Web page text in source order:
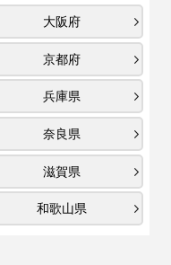
大阪府
京都府
兵庫県
奈良県
滋賀県
和歌山県